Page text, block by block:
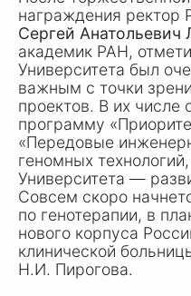
награждения
Сергей Анатольевич
академик РАН,
Университета был
важным с точки
проектов. В их числе
программу
«Передовые
геномных
Университета —
Совсем скоро
по генотерапии, в
нового корпуса
клинической
Н.И. Пирогова.